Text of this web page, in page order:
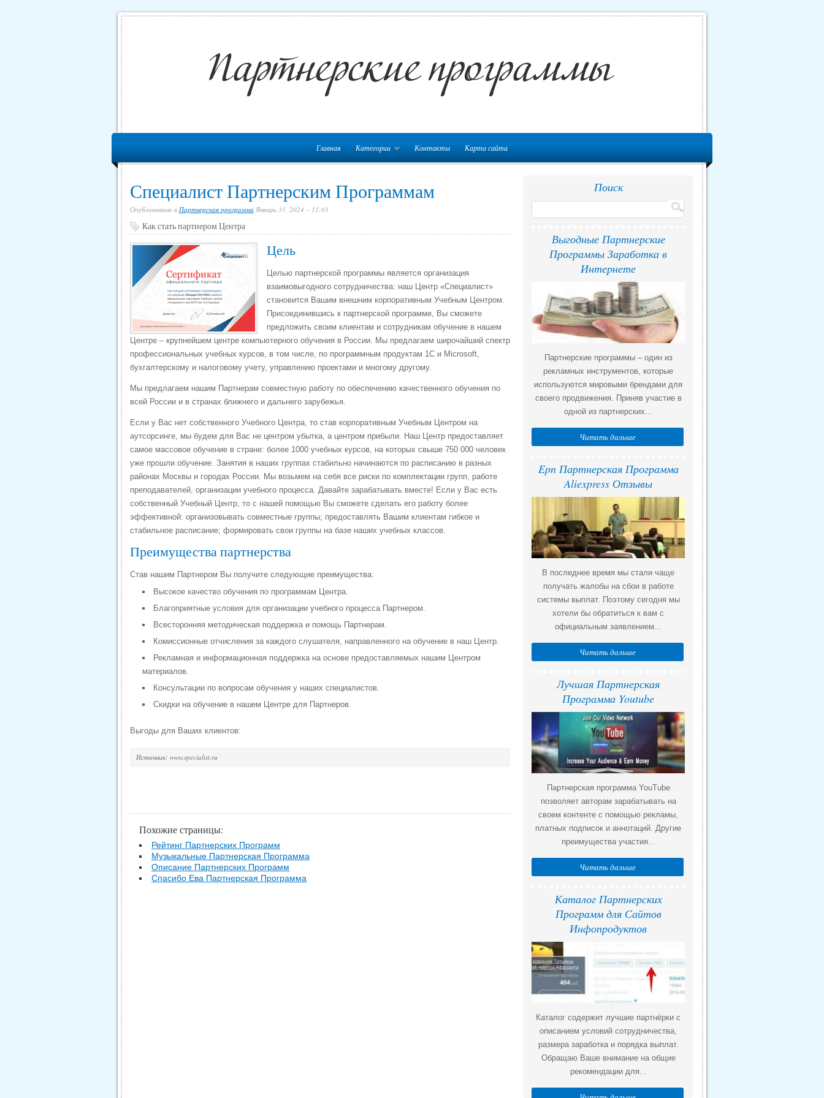
Главная Категории Контакты Карта сайта
Специалист Партнерским Программам
Опубликовано в Партнерская программа Январь 31, 2024 – 11:03
Как стать партнером Центра
Цель
Целью партнерской программы является организация
взаимовыгодного сотрудничества: наш Центр «Специалист»
становится Вашим внешним корпоративным Учебным Центром.
Присоединившись к партнерской программе, Вы сможете
предложить своим клиентам и сотрудникам обучение в нашем
Центре – крупнейшем центре компьютерного обучения в России. Мы предлагаем широчайший спектр
профессиональных учебных курсов, в том числе, по программным продуктам 1С и Microsoft,
бухгалтерскому и налоговому учету, управлению проектами и многому другому.
Мы предлагаем нашим Партнерам совместную работу по обеспечению качественного обучения по
всей России и в странах ближнего и дальнего зарубежья.
Если у Вас нет собственного Учебного Центра, то став корпоративным Учебным Центром на
аутсорсинге, мы будем для Вас не центром убытка, а центром прибыли. Наш Центр предоставляет
самое массовое обучение в стране: более 1000 учебных курсов, на которых свыше 750 000 человек
уже прошли обучение. Занятия в наших группах стабильно начинаются по расписанию в разных
районах Москвы и городах России. Мы возьмем на себя все риски по комплектации групп, работе
преподавателей, организации учебного процесса. Давайте зарабатывать вместе! Если у Вас есть
собственный Учебный Центр, то с нашей помощью Вы сможете сделать его работу более
эффективной: организовывать совместные группы; предоставлять Вашим клиентам гибкое и
стабильное расписание; формировать свои группы на базе наших учебных классов.
Преимущества партнерства
Став нашим Партнером Вы получите следующие преимущества:
Высокое качество обучения по программам Центра.
Благоприятные условия для организации учебного процесса Партнером.
Всесторонняя методическая поддержка и помощь Партнерам.
Комиссионные отчисления за каждого слушателя, направленного на обучение в наш Центр.
Рекламная и информационная поддержка на основе предоставляемых нашим Центром
материалов.
Консультации по вопросам обучения у наших специалистов.
Скидки на обучение в нашем Центре для Партнеров.
Выгоды для Ваших клиентов:
Источник: www.specialist.ru
Похожие страницы:
Рейтинг Партнерских Программ
Музыкальные Партнерская Программа
Описание Партнерских Программ
Спасибо Ева Партнерская Программа
Поиск
Выгодные Партнерские
Программы Заработка в
Интернете
Партнерские программы – один из
рекламных инструментов, которые
используются мировыми брендами для
своего продвижения. Приняв участие в
одной из партнерских...
Читать дальше
Epn Партнерская Программа
Aliexpress Отзывы
В последнее время мы стали чаще
получать жалобы на сбои в работе
системы выплат. Поэтому сегодня мы
хотели бы обратиться к вам с
официальным заявлением...
Читать дальше
Лучшая Партнерская
Программа Youtube
Партнерская программа YouTube
позволяет авторам зарабатывать на
своем контенте с помощью рекламы,
платных подписок и аннотаций. Другие
преимущества участия...
Читать дальше
Каталог Партнерских
Программ для Сайтов
Инфопродуктов
Каталог содержит лучшие партнёрки с
описанием условий сотрудничества,
размера заработка и порядка выплат.
Обращаю Ваше внимание на общие
рекомендации для...